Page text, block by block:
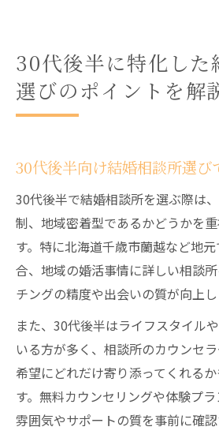
30代後半に特化した
選びのポイントを解
30代後半向け結婚相談所選び
30代後半で結婚相談所を選ぶ際は
制、地域密着型であるかどうかを
す。特に北海道千歳市蘭越など地
合、地域の婚活事情に詳しい相談
チングの精度や出会いの質が向上し
また、30代後半はライフスタイル
いる方が多く、相談所のカウンセ
希望にどれだけ寄り添ってくれる
す。無料カウンセリングや体験プ
雰囲気やサポートの質を事前に確